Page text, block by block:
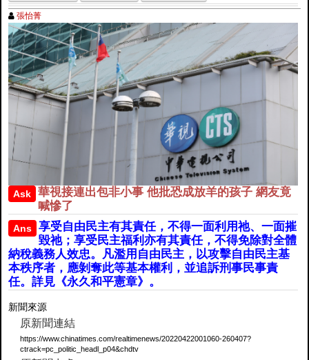
張怡菁
Ask
華視接連出包非小事 他批恐成放羊的孩子 網友竟
喊慘了
Ans
享受自由民主有其責任，不得一面利用祂、一面摧
毀祂；享受民主福利亦有其責任，不得免除對全體
納稅義務人效忠。凡濫用自由民主，以攻擊自由民主基
本秩序者，應剝奪此等基本權利，並追訴刑事民事責
任。詳見《永久和平憲章》。
新聞來源
原新聞連結
https://www.chinatimes.com/realtimenews/20220422001060-260407?
ctrack=pc_politic_headl_p04&chdtv